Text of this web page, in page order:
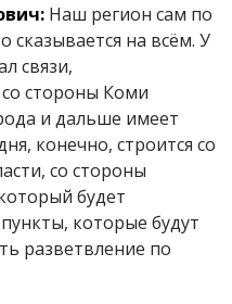
Наш регион сам по
сказывается на всём. У
связи,
стороны Коми
и дальше имеет
конечно, строится со
со стороны
будет
которые будут
разветвление по